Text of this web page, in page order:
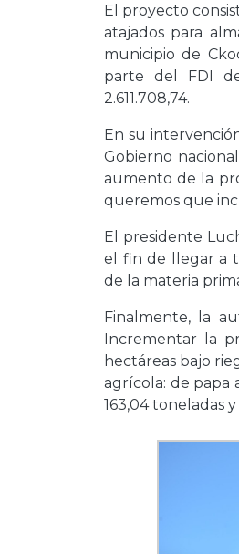
El proyecto
atajados para
municipio de
parte del FDI
2.611.708,74.
En su
Gobierno
aumento de la
queremos que
El presidente
el fin de llegar a
de la materia
Finalmente, la
Incrementar la
hectáreas bajo
agrícola: de papa
163,04 toneladas